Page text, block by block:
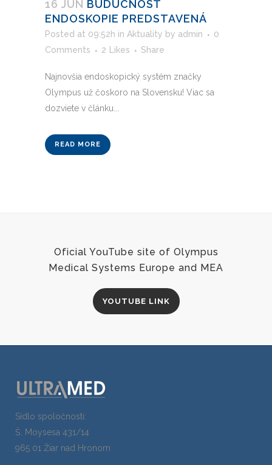
16 JÚN BUDÚCNOSŤ
ENDOSKOPIE PREDSTAVENÁ
Posted at 09:52h in Aktuality by admin
0
Comments
2 Likes Share
Najnovšia endoskopický systém značky
Olympus už čoskoro na Slovensku! Viac sa
dozviete v článku...
READ MORE
Oficial YouTube site of Olympus
Medical Systems Europe and MEA
YOUTUBE LINK
Sídlo spoločnosti:
Š. Moysesa 431/14
965 01 Žiar nad Hronom